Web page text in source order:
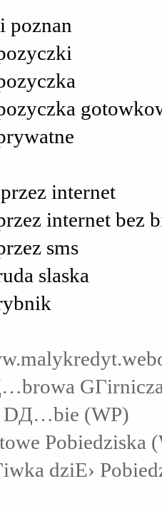
internet
internet bez
sms
slaska
DД…bie (WP)
Pobiedziska
dziЕ›